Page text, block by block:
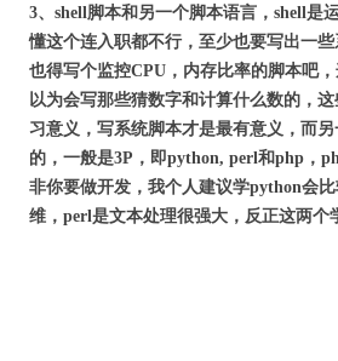
3、shell脚本和另一个脚本语言，shell是
懂这个连入职都不行，至少也要写出一
也得写个监控CPU，内存比率的脚本吧
以为会写那些猜数字和计算什么数的，
习意义，写系统脚本才是最有意义，而
的，一般是3P，即python, perl和php，
非你要做开发，我个人建议学python会
维，perl是文本处理很强大，反正这两个